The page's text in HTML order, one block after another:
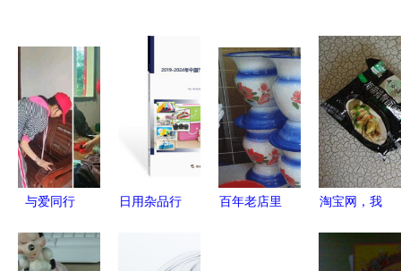
与爱同行
乡学区党支
日用杂品行
百年老店里
淘宝网，我
——记与天